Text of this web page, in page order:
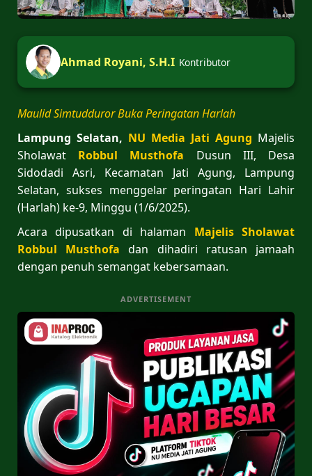
Ahmad Royani, S.H.I Kontributor
Maulid Simtudduror Buka Peringatan Harlah
Lampung Selatan, NU Media Jati Agung Majelis
Sholawat Robbul Musthofa Dusun III, Desa
Sidodadi Asri, Kecamatan Jati Agung, Lampung
Selatan, sukses menggelar peringatan Hari Lahir
(Harlah) ke-9, Minggu (1/6/2025).
Acara dipusatkan di halaman Majelis Sholawat
Robbul Musthofa dan dihadiri ratusan jamaah
dengan penuh semangat kebersamaan.
ADVERTISEMENT